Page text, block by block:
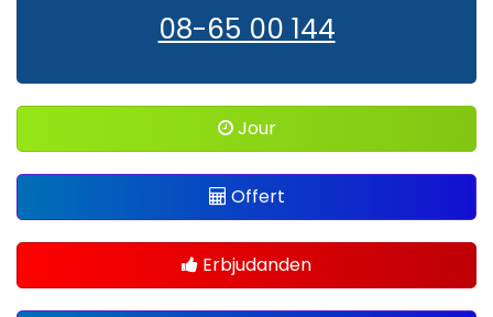
08-65 00 144
Jour
Offert
Erbjudanden